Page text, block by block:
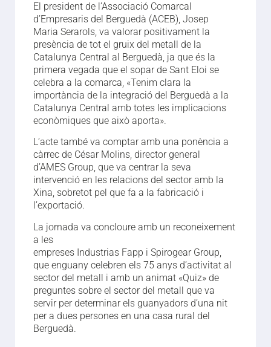
El president de l’Associació Comarcal
d’Empresaris del Berguedà (ACEB), Josep
Maria Serarols, va valorar positivament la
presència de tot el gruix del metall de la
Catalunya Central al Berguedà, ja que és la
primera vegada que el sopar de Sant Eloi se
celebra a la comarca, «Tenim clara la
importància de la integració del Berguedà a la
Catalunya Central amb totes les implicacions
econòmiques que això aporta».
L’acte també va comptar amb una ponència a
càrrec de César Molins, director general
d’AMES Group, que va centrar la seva
intervenció en les relacions del sector amb la
Xina, sobretot pel que fa a la fabricació i
l’exportació.
La jornada va concloure amb un reconeixement
a les
empreses Industrias Fapp i Spirogear Group,
que enguany celebren els 75 anys d’activitat al
sector del metall i amb un animat «Quiz» de
preguntes sobre el sector del metall que va
servir per determinar els guanyadors d’una nit
per a dues persones en una casa rural del
Berguedà.